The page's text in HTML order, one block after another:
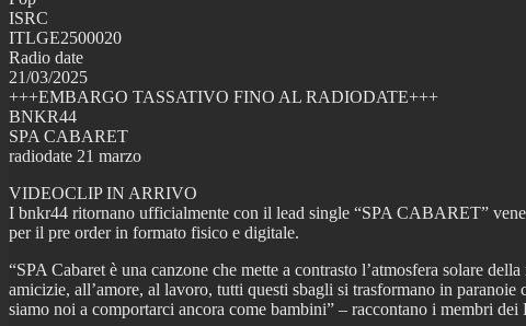
ISRC
ITLGE2500020
Radio date
21/03/2025
+++EMBARGO TASSATIVO FINO AL RADIODATE+++
BNKR44
SPA CABARET
radiodate 21 marzo
VIDEOCLIP IN ARRIVO
I bnkr44 ritornano ufficialmente con il lead single “SPA CABARET”
per il pre order in formato fisico e digitale.
“SPA Cabaret è una canzone che mette a contrasto l’atmosfera solare
amicizie, all’amore, al lavoro, tutti questi sbagli si trasformano in
siamo noi a comportarci ancora come bambini” – raccontano i membri